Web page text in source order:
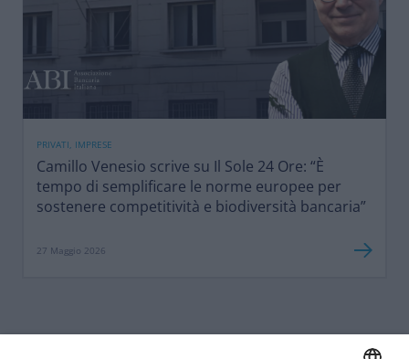
PRIVATI, IMPRESE
Camillo Venesio scrive su Il Sole 24 Ore: “È
tempo di semplificare le norme europee per
sostenere competitività e biodiversità bancaria”
27 Maggio 2026